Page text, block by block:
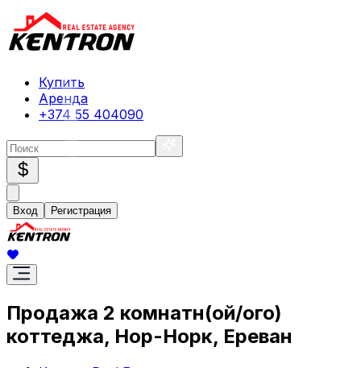
Купить
Аренда
+374 55 404090
$
Вход Регистрация
Продажа 2 комнатн(ой/ого)
коттеджа, Нор-Норк, Ереван